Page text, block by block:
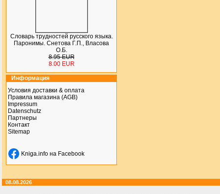
Словарь трудностей русского языка.
Паронимы. Снетова Г.П., Власова
О.Б.
8.95 EUR
8.00 EUR
Информация
Условия доставки & оплата
Правила магазина (AGB)
Impressum
Datenschutz
Партнеры
Контакт
Sitemap
Kniga.info на Facebook
08.08.2026